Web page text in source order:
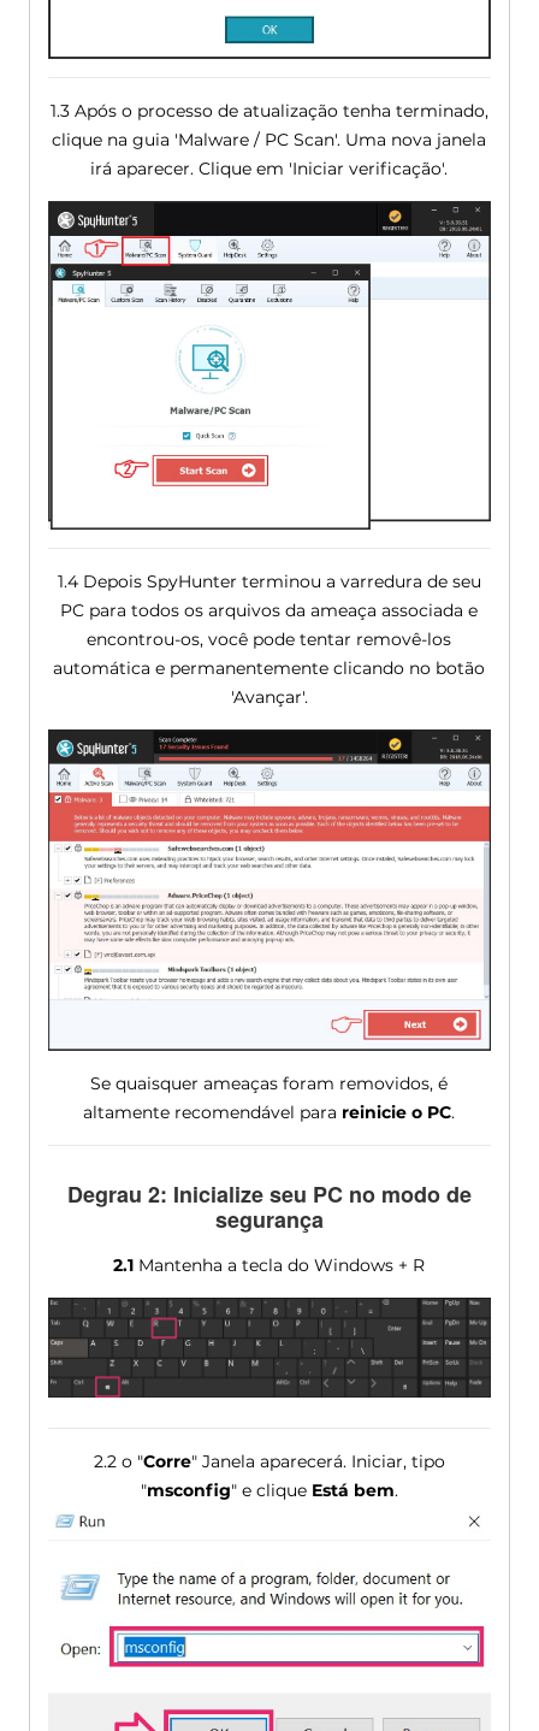
1.3 Após o processo de atualização tenha terminado,
clique na guia 'Malware / PC Scan'. Uma nova janela
irá aparecer. Clique em 'Iniciar verificação'.
1.4 Depois SpyHunter terminou a varredura de seu
PC para todos os arquivos da ameaça associada e
encontrou-os, você pode tentar removê-los
automática e permanentemente clicando no botão
'Avançar'.
Se quaisquer ameaças foram removidos, é
altamente recomendável para reinicie o PC.
Degrau 2: Inicialize seu PC no modo de
segurança
2.1 Mantenha a tecla do Windows + R
2.2 o "Corre" Janela aparecerá. Iniciar, tipo
"msconfig" e clique Está bem.